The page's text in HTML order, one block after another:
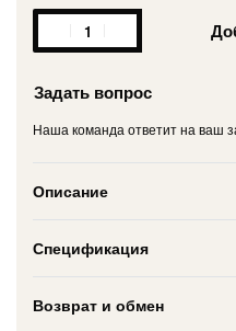
Задать вопрос
Наша команда ответит на ваш
Описание
Спецификация
Возврат и обмен